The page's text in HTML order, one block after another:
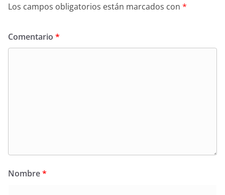
Los campos obligatorios están marcados con *
Comentario *
Nombre*